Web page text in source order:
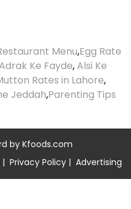
Menu,Egg Rate
Ke Fayde,Alsi Ke
Rates in Lahore,
Jeddah,Parenting Tips
by Kfoods.com
| Privacy Policy | Advertising